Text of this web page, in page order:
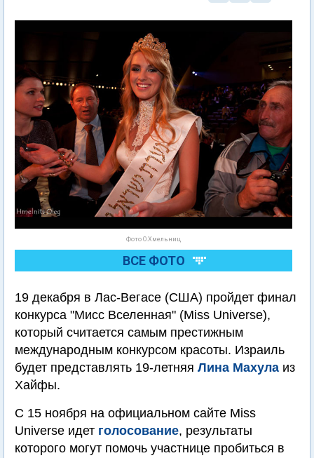
Фото О.Хмельниц
ВСЕ ФОТО
19 декабря в Лас-Вегасе (США) пройдет финал
конкурса "Мисс Вселенная" (Miss Universe),
который считается самым престижным
международным конкурсом красоты. Израиль
будет представлять 19-летняя Лина Махула из
Хайфы.
С 15 ноября на официальном сайте Miss
Universe идет голосование, результаты
которого могут помочь участнице пробиться в